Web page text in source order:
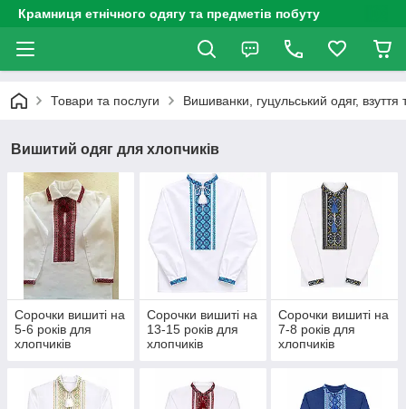
Крамниця етнічного одягу та предметів побуту
Товари та послуги Вишиванки, гуцульський одяг, взуття
Вишитий одяг для хлопчиків
Сорочки вишиті на
5-6 років для
хлопчиків
Сорочки вишиті на
13-15 років для
хлопчиків
Сорочки вишиті на
7-8 років для
хлопчиків